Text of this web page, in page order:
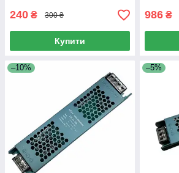
240 ₴ 300 ₴
Купити
986 ₴
–10% –5%